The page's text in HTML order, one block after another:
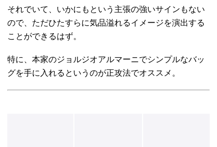
それでいて、いかにもという主張の強いサインもない
ので、ただひたすらに気品溢れるイメージを演出する
ことができるはず。
特に、本家のジョルジオアルマーニでシンプルなバッ
グを手に入れるというのが正攻法でオススメ。